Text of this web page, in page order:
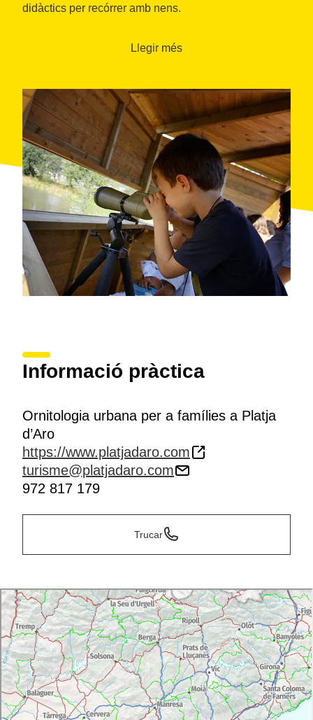
didàctics per recórrer amb nens.
per fer passejades caminant o en bicicleta. Al llarg del
Al llarg de l'any s'hi organitzen visites naturalistes i
visites teatralitzades com la dels Contes
Màgics,durant la qual els més petits escoltaran petites
històries al voltant de la natura.
Vols donar-li ales a la propera escapada en família?
Quan: tot l'any
On: Parc dels Estanys de Platja d'Aro
Organitza: Ajuntament de Castell-Platja d'Aro
Llegir més
Informació pràctica
Ornitologia urbana per a famílies a Platja
d’Aro
https://www.platjadaro.com
turisme@platjadaro.com
972 817 179
Trucar